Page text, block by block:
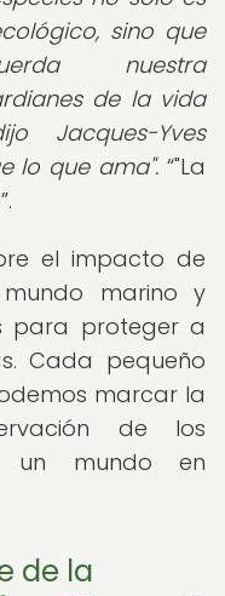
sino que
nuestra
de la vida
Jacques-Yves
lo que ama". "La
.
el impacto de
marino y
para proteger a
Cada pequeño
marcar la
de los
un mundo en
de la